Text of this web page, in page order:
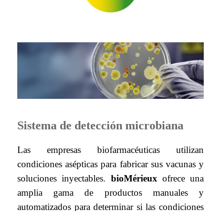
Sistema de detección microbiana
Las empresas biofarmacéuticas utilizan
condiciones asépticas para fabricar sus vacunas y
soluciones inyectables. bioMérieuxofrece una
amplia gama de productos manuales y
automatizados para determinar si las condiciones